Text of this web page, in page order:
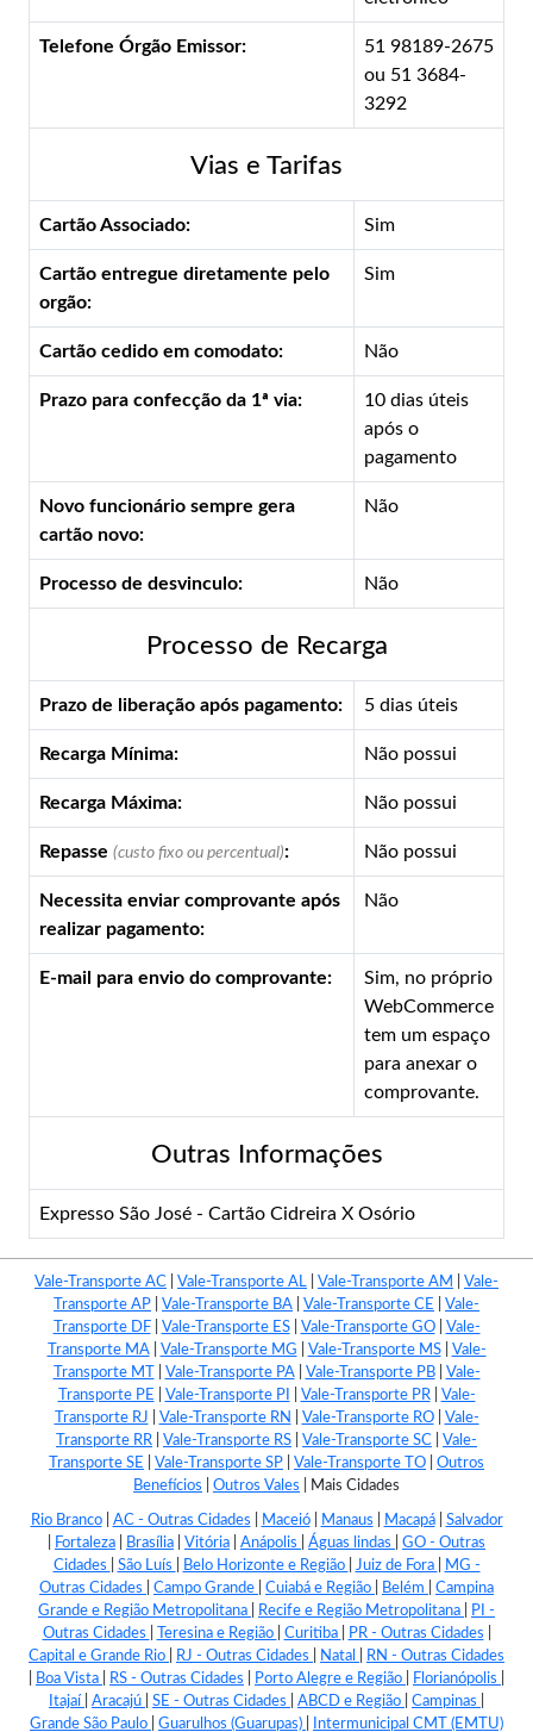
Telefone Órgão Emissor:
51 98189-2675
ou 51 3684-
3292
Vias e Tarifas
Cartão Associado: Sim
Cartão entregue diretamente pelo
orgão:
Sim
Cartão cedido em comodato: Não
Prazo para confecção da 1ª via:
10 dias úteis
após o
pagamento
Novo funcionário sempre gera
cartão novo:
Não
Processo de desvinculo: Não
Processo de Recarga
Prazo de liberação após pagamento: 5 dias úteis
Recarga Mínima: Não possui
Recarga Máxima: Não possui
Repasse (custo fixo ou percentual): Não possui
Necessita enviar comprovante após
realizar pagamento:
Não
E-mail para envio do comprovante:
Sim, no próprio
WebCommerce
tem um espaço
para anexar o
comprovante.
Outras Informações
Expresso São José - Cartão Cidreira X Osório
Vale-Transporte AC Vale-Transporte AL Vale-Transporte AM
Vale-
Transporte AP
Vale-Transporte BA Vale-Transporte CE
Vale-
Transporte DF| Vale-Transporte ES| Vale-Transporte GO| Vale-
Transporte MA| Vale-Transporte MG Vale-Transporte MS| Vale-
Transporte MT
Vale-Transporte PA| Vale-Transporte PB| Vale-
Transporte PE
Vale-Transporte PI Vale-Transporte PR
Vale-
Transporte RJ
Vale-Transporte RN Vale-Transporte RO| Vale-
Transporte RR
Vale-Transporte RS Vale-Transporte SC
Vale-
Transporte SE
Vale-Transporte SP Vale-Transporte TO
Outros
Benefícios
Outros Vales Mais Cidades
Rio Branco| AC - Outras Cidades Maceió| Manaus Macapá| Salvador
Fortaleza Brasília Vitória Anápolis Águas lindas
GO - Outras
Cidades
São Luís Belo Horizonte e Região Juiz de Fora
MG -
Outras Cidades
Campo Grande Cuiabá e Região Belém
Campina
Grande e Região Metropolitana
Recife e Região Metropolitana
PI -
Outras Cidades
Teresina e Região Curitiba PR - Outras Cidades
Capital e Grande Rio
RJ - Outras Cidades Natal
RN - Outras Cidades
Boa Vista RS - Outras Cidades Porto Alegre e Região Florianópolis
Itajaí
Aracajú SE - Outras Cidades ABCD e Região Campinas
Grande São Paulo
Guarulhos (Guarupas) Intermunicipal CMT (EMTU)